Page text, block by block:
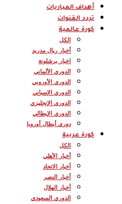
أهداف المباريات
تردد القنوات
كورة عالمية
الكل
أخبار ريال مدريد
اخبار برشلونة
الدوري الألماني
الدوري الأوروبي
الدوري الإسباني
الدوري الإنجليزي
الدوري الإيطالي
دوري أبطال أوروبا
كورة عربية
الكل
أخبار الأهلي
أخبار الاتحاد
أخبار النصر
أخبار الهلال
الدوري السعودي